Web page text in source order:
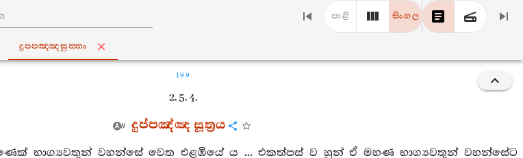
පාළි සිංහල
දුප‍්පඤ‍්ඤසුත‍්තං
199
2. 5. 4.
දුප්පඤ්ඤ සූත්‍රය
භාග්‍යවතුන් වහන්සේ වෙත එළඹියේ ය ... එකත්පස් ව හුන් ඒ මහණ භාග්‍යවතුන් වහන්සේට